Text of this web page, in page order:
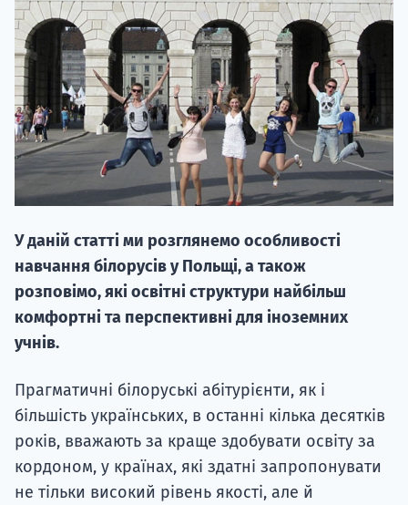
У даній статті ми розглянемо особливості
навчання білорусів у Польщі, а також
розповімо, які освітні структури найбільш
комфортні та перспективні для іноземних
учнів.
Прагматичні білоруські абітурієнти, як і
більшість українських, в останні кілька десятків
років, вважають за краще здобувати освіту за
кордоном, у країнах, які здатні запропонувати
не тільки високий рівень якості, але й
20.09
"Навчання
НАБІР